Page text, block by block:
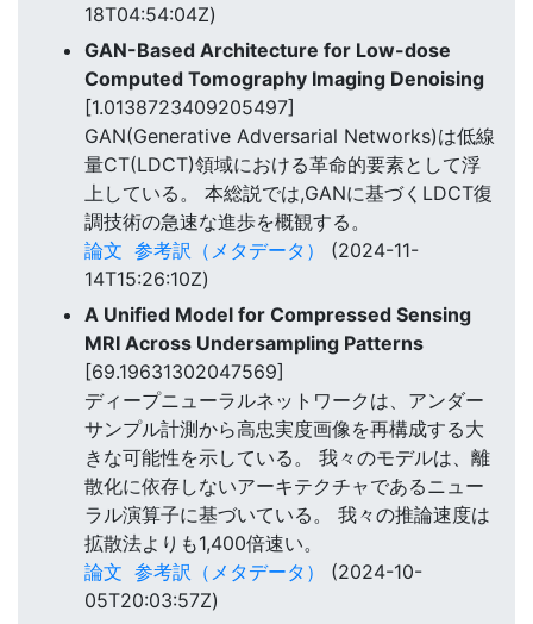
18T04:54:04Z)
GAN-Based Architecture for Low-dose
Computed Tomography Imaging Denoising
[1.0138723409205497]
GAN(Generative Adversarial Networks)は低線
量CT(LDCT)領域における革命的要素として浮
上している。 本総説では,GANに基づくLDCT復
調技術の急速な進歩を概観する。
論文 参考訳（メタデータ）
(2024-11-
14T15:26:10Z)
A Unified Model for Compressed Sensing
MRI Across Undersampling Patterns
[69.19631302047569]
ディープニューラルネットワークは、アンダー
サンプル計測から高忠実度画像を再構成する大
きな可能性を示している。 我々のモデルは、離
散化に依存しないアーキテクチャであるニュー
ラル演算子に基づいている。 我々の推論速度は
拡散法よりも1,400倍速い。
論文 参考訳（メタデータ）
(2024-10-
05T20:03:57Z)